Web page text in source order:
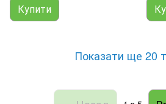
Купити
Показати ще 20